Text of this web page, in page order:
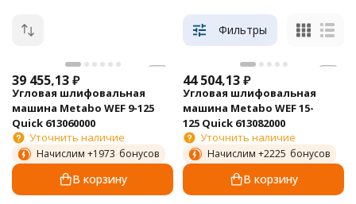
Фильтры
39 455,13₽
Угловая шлифовальная
машина Metabo WEF 9-125
Quick 613060000
Уточнить наличие
Начислим +1973 бонусов
В корзину
44 504,13₽
Угловая шлифовальная
машина Metabo WEF 15-
125 Quick 613082000
Уточнить наличие
Начислим +2225 бонусов
В корзину